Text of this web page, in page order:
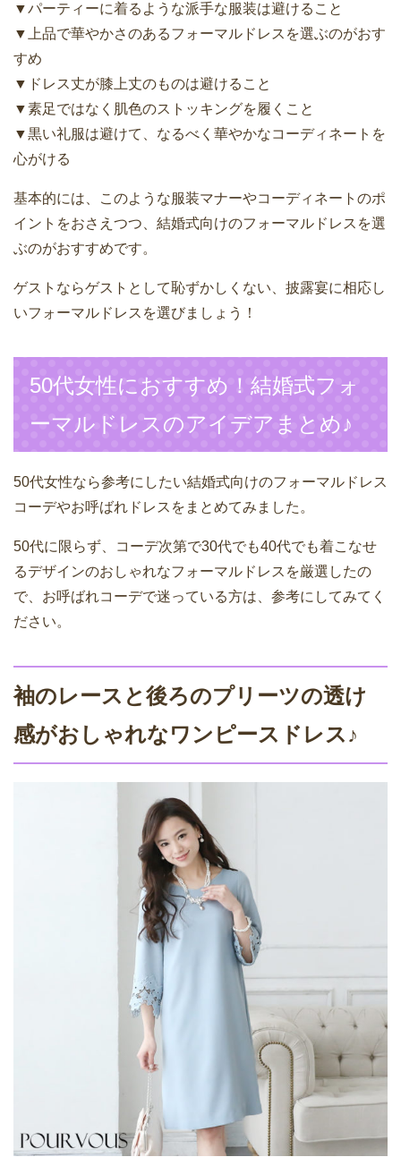
▼パーティーに着るような派手な服装は避けること
▼上品で華やかさのあるフォーマルドレスを選ぶのがおす
すめ
▼ドレス丈が膝上丈のものは避けること
▼素足ではなく肌色のストッキングを履くこと
▼黒い礼服は避けて、なるべく華やかなコーディネートを
心がける
基本的には、このような服装マナーやコーディネートのポ
イントをおさえつつ、結婚式向けのフォーマルドレスを選
ぶのがおすすめです。
ゲストならゲストとして恥ずかしくない、披露宴に相応し
いフォーマルドレスを選びましょう！
50代女性におすすめ！結婚式フォ
ーマルドレスのアイデアまとめ♪
50代女性なら参考にしたい結婚式向けのフォーマルドレス
コーデやお呼ばれドレスをまとめてみました。
50代に限らず、コーデ次第で30代でも40代でも着こなせ
るデザインのおしゃれなフォーマルドレスを厳選したの
で、お呼ばれコーデで迷っている方は、参考にしてみてく
ださい。
袖のレースと後ろのプリーツの透け
感がおしゃれなワンピースドレス♪